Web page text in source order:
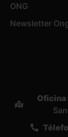
ONG
Newsletter
Oficina